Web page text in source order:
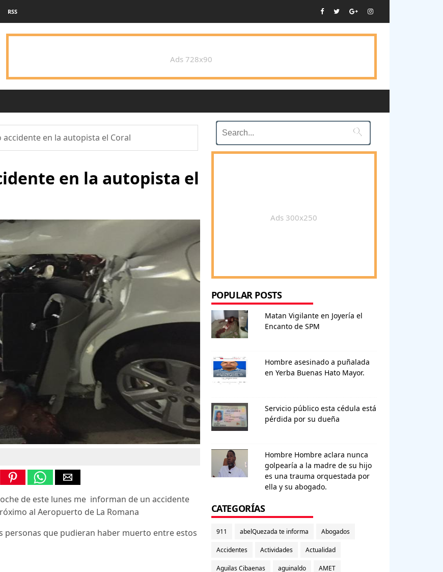
RSS
Ads 728x90
en la autopista el Coral
en la autopista el
de este lunes me informan de un accidente
al Aeropuerto de La Romana
que pudieran haber muerto entre estos

Ads 300x250
POPULAR POSTS
Matan Vigilante en Joyería el
Encanto de SPM
Hombre asesinado a puñalada
en Yerba Buenas Hato Mayor.
Servicio público esta cédula está
pérdida por su dueña
Hombre Hombre aclara nunca
golpearía a la madre de su hijo
es una trauma orquestada por
ella y su abogado.
CATEGORÍAS
911 abelQuezada te informa Abogados
Accidentes Actividades Actualidad
Aguilas Cibaenas aguinaldo AMET